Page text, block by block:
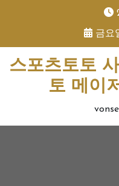
금요
스포츠토토
토 메이